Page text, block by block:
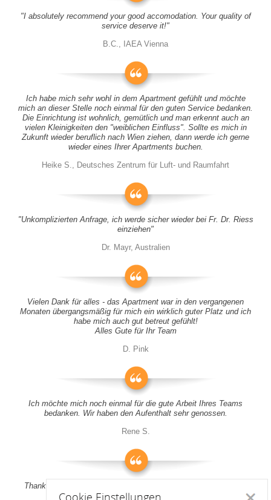
"I absolutely recommend your good accomodation. Your quality of
service deserve it!"
B.C., IAEA Vienna
Ich habe mich sehr wohl in dem Apartment gefühlt und möchte
mich an dieser Stelle noch einmal für den guten Service bedanken.
Die Einrichtung ist wohnlich, gemütlich und man erkennt auch an
vielen Kleinigkeiten den "weiblichen Einfluss". Sollte es mich in
Zukunft wieder beruflich nach Wien ziehen, dann werde ich gerne
wieder eines Ihrer Apartments buchen.
Heike S., Deutsches Zentrum für Luft- und Raumfahrt
"Unkomplizierten Anfrage, ich werde sicher wieder bei Fr. Dr. Riess
einziehen"
Dr. Mayr, Australien
Vielen Dank für alles - das Apartment war in den vergangenen
Monaten übergangsmäßig für mich ein wirklich guter Platz und ich
habe mich auch gut betreut gefühlt!
Alles Gute für Ihr Team
D. Pink
Ich möchte mich noch einmal für die gute Arbeit Ihres Teams
bedanken. Wir haben den Aufenthalt sehr genossen.
Rene S.
Thank you all for your support! It was a pleasure to stay at your
apartment
Cookie Einstellungen